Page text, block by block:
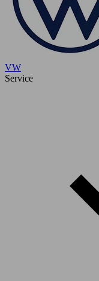
VW
Service